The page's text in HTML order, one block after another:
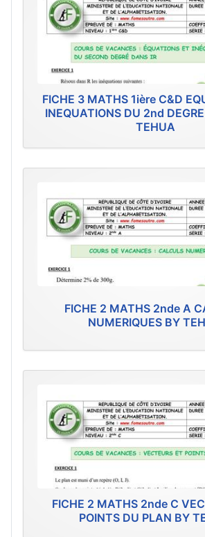
FICHE 3 MATHS 1ière C&D
INEQUATIONS DU 2nd
TEHUA
FICHE 2 MATHS 2nde A
NUMERIQUES BY
FICHE 2 MATHS 2nde C
POINTS DU PLAN BY